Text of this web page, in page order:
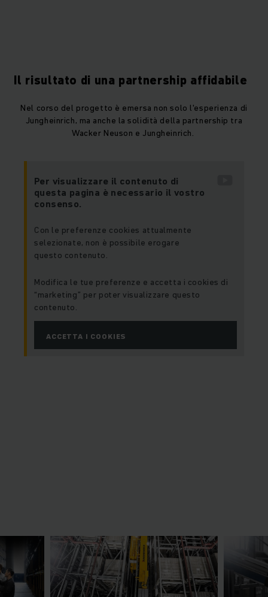
Il risultato di una partnership affidabile
Nel corso del progetto è emersa non solo l'esperienza di
Jungheinrich, ma anche la solidità della partnership tra
Wacker Neuson e Jungheinrich.
Per visualizzare il contenuto di
questa pagina è necessario il vostro
consenso.
Con le preferenze cookies attualmente
selezionate, non è possibile erogare
questo contenuto.
Modifica le tue preferenze e accetta i cookies di
“marketing” per poter visualizzare questo
contenuto.
ACCETTA I COOKIES